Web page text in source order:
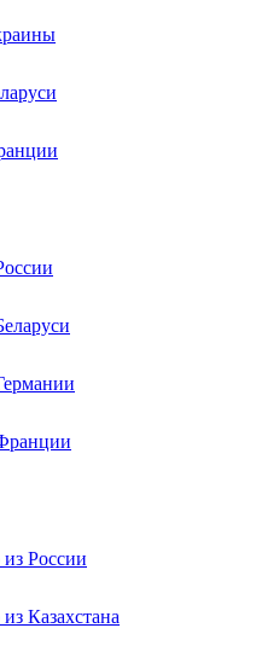
из России
Казахстана